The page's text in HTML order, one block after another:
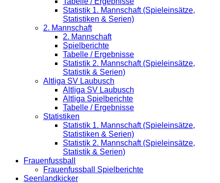
Statistik 1. Mannschaft (Spieleinsätze,
Statistiken & Serien)
2. Mannschaft
2. Mannschaft
Spielberichte
Tabelle / Ergebnisse
Statistik 2. Mannschaft (Spieleinsätze,
Statistik & Serien)
Altliga SV Laubusch
Altliga SV Laubusch
Altliga Spielberichte
Tabelle / Ergebnisse
Statistiken
Statistik 1. Mannschaft (Spieleinsätze,
Statistiken & Serien)
Statistik 2. Mannschaft (Spieleinsätze,
Statistik & Serien)
Frauenfussball
Frauenfussball Spielberichte
Seenlandkicker